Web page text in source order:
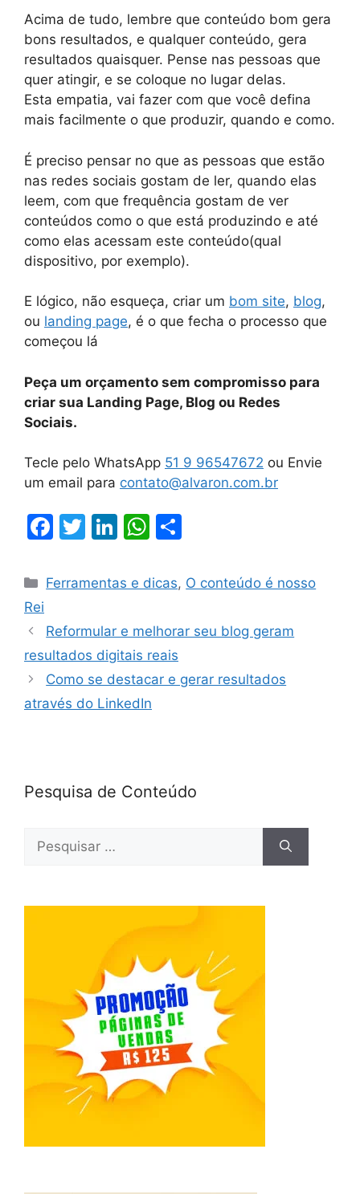
Acima de tudo, lembre que conteúdo bom gera
bons resultados, e qualquer conteúdo, gera
resultados quaisquer. Pense nas pessoas que
quer atingir, e se coloque no lugar delas.
Esta empatia, vai fazer com que você defina
mais facilmente o que produzir, quando e como.
É preciso pensar no que as pessoas que estão
nas redes sociais gostam de ler, quando elas
leem, com que frequência gostam de ver
conteúdos como o que está produzindo e até
como elas acessam este conteúdo(qual
dispositivo, por exemplo).
E lógico, não esqueça, criar um bom site, blog,
ou landing page, é o que fecha o processo que
começou lá
Peça um orçamento sem compromisso para
criar sua Landing Page, Blog ou Redes
Sociais.
Tecle pelo WhatsApp 51 9 96547672 ou Envie
um email para contato@alvaron.com.br
F
c
b
o
o
k
T
itt
Li
k
dI
n
W
at
A
p
p
ar
Ferramentas e dicas, O conteúdo é nosso
Rei
Reformular e melhorar seu blog geram
resultados digitais reais
Como se destacar e gerar resultados
através do LinkedIn
Pesquisa de Conteúdo